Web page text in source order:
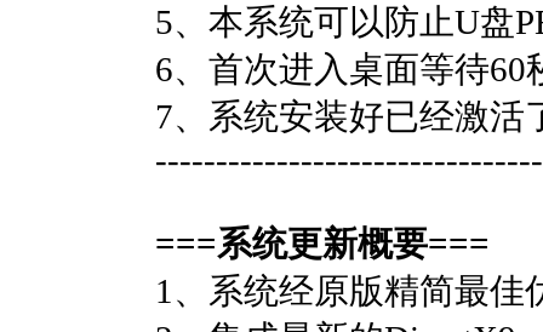
5、本系统可以防止U盘
6、首次进入桌面等待
7、系统安装好已经激活
===系统更新概要===
1、系统经原版精简最佳